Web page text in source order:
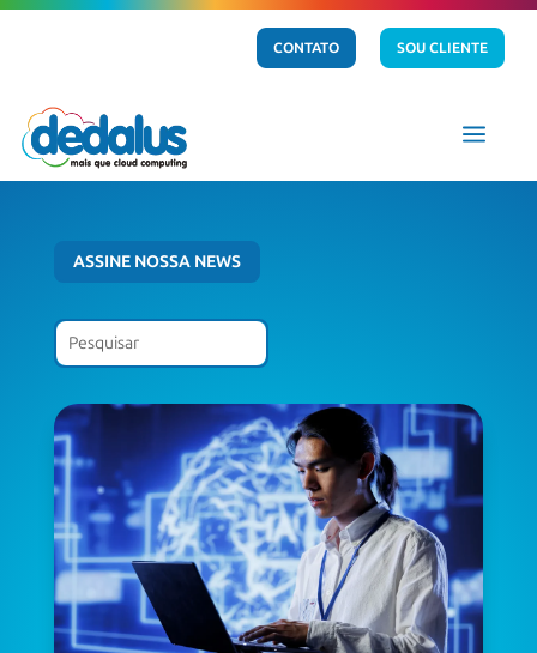
CONTATO SOU CLIENTE
a
ASSINE NOSSA NEWS